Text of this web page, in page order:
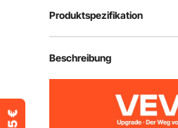
Produktspezifikation
Artikelmodellnummer
Flache Plattengröße
Beschreibung